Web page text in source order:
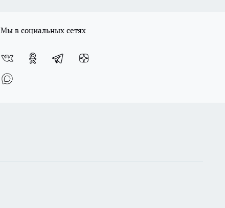
Мы в социальных сетях